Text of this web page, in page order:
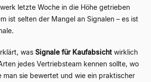
letzte Woche in die Höhe getrieben
ist selten der Mangel an Signalen – es ist
was Signale für Kaufabsicht wirklich
jedes Vertriebsteam kennen sollte, wo
man sie bewertet und wie ein praktischer